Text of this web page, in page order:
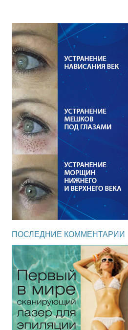
ПОСЛЕДНИЕ КОММЕНТАРИИ